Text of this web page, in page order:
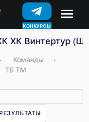
КОНКУРСЫ
ХК Винтертур
› Команды
›
ТБ ТМ
РЕЗУЛЬТАТЫ